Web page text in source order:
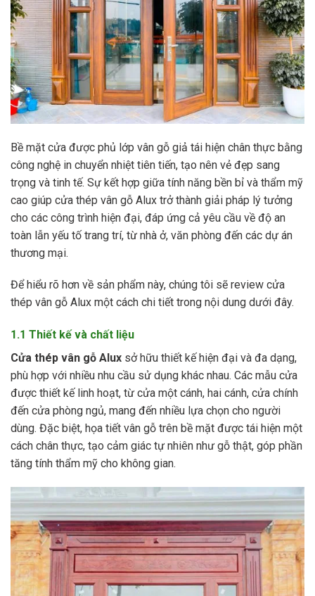
Bề mặt cửa được phủ lớp vân gỗ giả tái hiện chân thực bằng
công nghệ in chuyển nhiệt tiên tiến, tạo nên vẻ đẹp sang
trọng và tinh tế. Sự kết hợp giữa tính năng bền bỉ và thẩm mỹ
cao giúp cửa thép vân gỗ Alux trở thành giải pháp lý tưởng
cho các công trình hiện đại, đáp ứng cả yêu cầu về độ an
toàn lẫn yếu tố trang trí, từ nhà ở, văn phòng đến các dự án
thương mại.
Để hiểu rõ hơn về sản phẩm này, chúng tôi sẽ review cửa
thép vân gỗ Alux một cách chi tiết trong nội dung dưới đây.
1.1 Thiết kế và chất liệu
Cửa thép vân gỗ Alux sở hữu thiết kế hiện đại và đa dạng,
phù hợp với nhiều nhu cầu sử dụng khác nhau. Các mẫu cửa
được thiết kế linh hoạt, từ cửa một cánh, hai cánh, cửa chính
đến cửa phòng ngủ, mang đến nhiều lựa chọn cho người
dùng. Đặc biệt, họa tiết vân gỗ trên bề mặt được tái hiện một
cách chân thực, tạo cảm giác tự nhiên như gỗ thật, góp phần
tăng tính thẩm mỹ cho không gian.